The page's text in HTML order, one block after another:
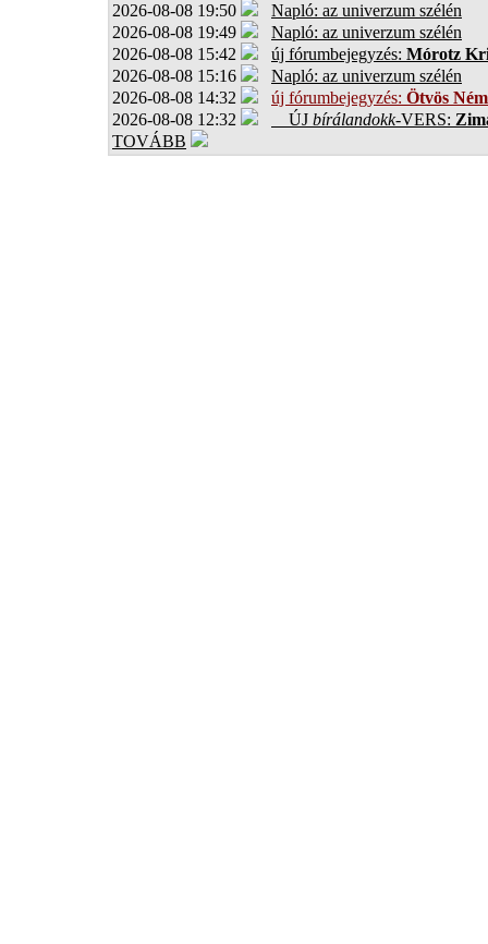
2026-08-08 19:50
Napló: az univerzum szélén
2026-08-08 19:49
Napló: az univerzum szélén
2026-08-08 15:42
új fórumbejegyzés: Mórotz
2026-08-08 15:16
Napló: az univerzum szélén
2026-08-08 14:32
új fórumbejegyzés: Ötvös
2026-08-08 12:32
ÚJ bírálandokk-VERS:
TOVÁBB